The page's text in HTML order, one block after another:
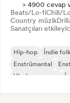
> 4900 cevap
Beats/Lo-fiChill/
Country müzik
Sanatçıları
Hip-hop İndie
Enstrümantal
Uluslararası rap